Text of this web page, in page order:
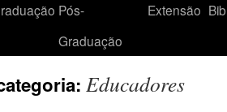
Pós-
Graduação
Extensão
Educadores